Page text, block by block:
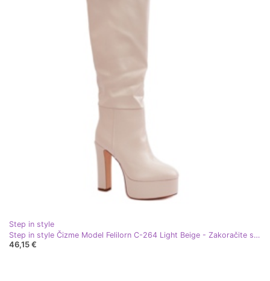
Step in style
Step in style Čizme Model Felilorn C-264 Light Beige - Zakoračite sa stilom bež
46,15 €